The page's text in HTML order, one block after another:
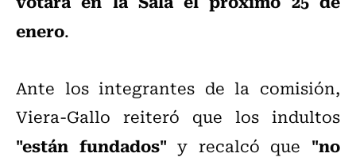
enero.
Ante los integrantes de la comisión,
Viera-Gallo reiteró que los indultos
"están fundados" y recalcó que "no